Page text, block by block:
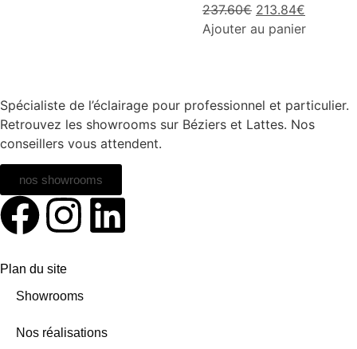
237.60€ 213.84€
Ajouter au panier
Spécialiste de l’éclairage pour professionnel et particulier.
Retrouvez les showrooms sur Béziers et Lattes. Nos
conseillers vous attendent.
nos showrooms
Plan du site
Showrooms
Nos réalisations